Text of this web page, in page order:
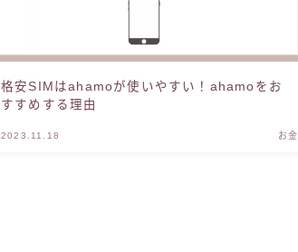
格安SIMはahamoが使いやすい！ahamoをお
すすめする理由
2023.11.18 お金